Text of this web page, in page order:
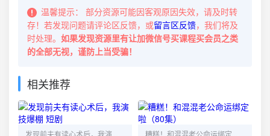
温馨提示：
部分资源可能因客观原因失效，请及时转
存！若发现问题请评论区反馈，或留言区反馈，我们将及
时处理。 如果发现资源里有让加微信号买课程买会员之类
的全部无视，谨防上当受骗！
相关推荐